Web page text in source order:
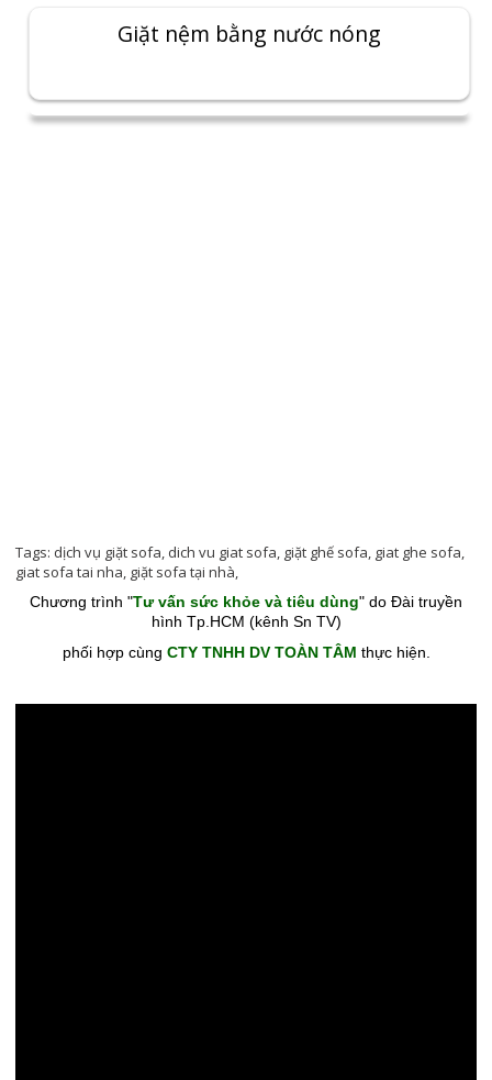
Giặt nệm bằng nước nóng
Tags: dịch vụ giặt sofa, dich vu giat sofa, giặt ghế sofa, giat ghe sofa,
giat sofa tai nha, giặt sofa tại nhà,
Chương trình "Tư vấn sức khỏe và tiêu dùng" do Đài truyền
hình Tp.HCM (kênh Sn TV)
phối hợp cùng CTY TNHH DV TOÀN TÂM thực hiện.